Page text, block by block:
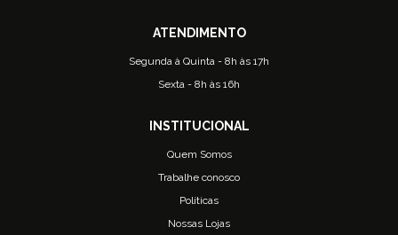
Segunda à Quinta - 8h às 17h
Sexta - 8h às 16h
Quem Somos
Trabalhe conosco
Políticas
Nossas Lojas